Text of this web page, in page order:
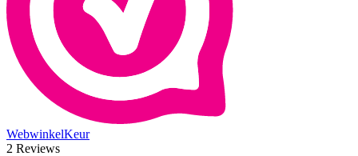
WebwinkelKeur
2 Reviews